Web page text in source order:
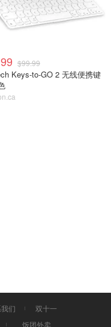
$99.99
Keys-to-GO 2 无线便携键
们
双十一
饭团外卖